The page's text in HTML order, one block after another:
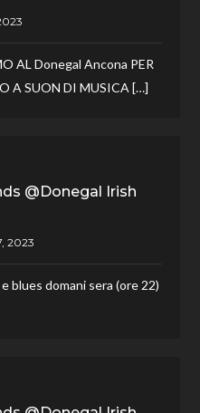
AL Donegal Ancona PER
A SUON DI MUSICA […]
@Donegal Irish
blues domani sera (ore 22)